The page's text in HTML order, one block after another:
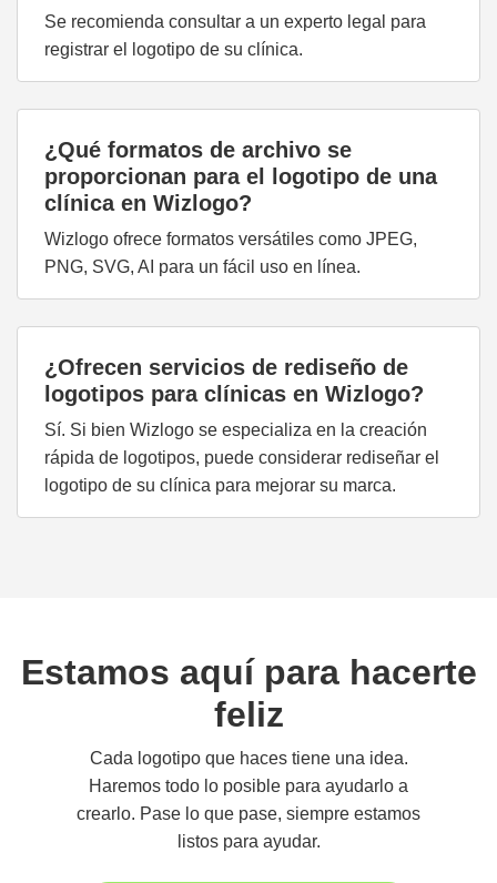
Se recomienda consultar a un experto legal para
registrar el logotipo de su clínica.
¿Qué formatos de archivo se
proporcionan para el logotipo de una
clínica en Wizlogo?
Wizlogo ofrece formatos versátiles como JPEG,
PNG, SVG, AI para un fácil uso en línea.
¿Ofrecen servicios de rediseño de
logotipos para clínicas en Wizlogo?
Sí. Si bien Wizlogo se especializa en la creación
rápida de logotipos, puede considerar rediseñar el
logotipo de su clínica para mejorar su marca.
Estamos aquí para hacerte
feliz
Cada logotipo que haces tiene una idea.
Haremos todo lo posible para ayudarlo a
crearlo. Pase lo que pase, siempre estamos
listos para ayudar.